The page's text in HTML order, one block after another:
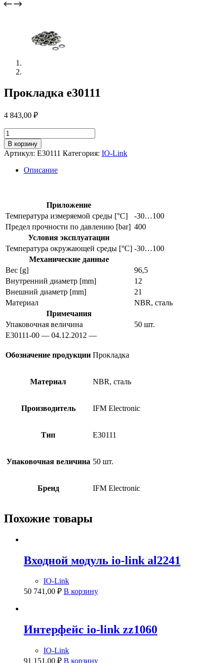
Прокладка e30111
4 843,00 ₽
Количество
товара
Прокладка
e30111
В корзину
Артикул: E30111 Категория: IO-Link
Описание
Приложение
Температура измеряемой среды [°C]
-30…100
Предел прочности по давлению [bar] 400
Условия эксплуатации
Температура окружающей среды [°C] -30…100
Механические данные
Вес [g]
96,5
Внутренний диаметр [mm]
12
Внешний диаметр [mm]
21
Материал
NBR, сталь
Примечания
Упаковочная величина
50 шт.
E30111-00 — 04.12.2012 —
Обозначение продукции Прокладка
Материал NBR, сталь
Производитель IFM Electronic
Тип E30111
Упаковочная величина 50 шт.
Бренд IFM Electronic
Похожие товары
Входной модуль io-link al2241
IO-Link
50 741,00 ₽ В корзину
Интерфейс io-link zz1060
IO-Link
91 151,00 ₽ В корзину